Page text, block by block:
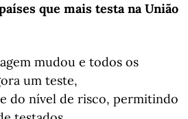
que mais testa na União
mudou e todos os
um teste,
do nível de risco, permitindo